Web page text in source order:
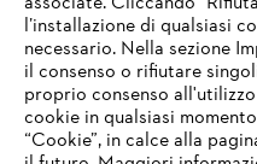
Termini e condizioni
Note legali Cookies
Sie nutzen einen Browser,
eine optimale Nutzung
einem der folgenden
l’installazione di qualsiasi
necessario. Nella sezione
il consenso o rifiutare
proprio consenso
cookie in qualsiasi
“Cookie”, in calce alla